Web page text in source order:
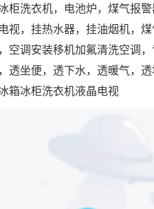
柜洗衣机，电池炉，煤气报
视，挂热水器，挂油烟机，
空调安装移机加氟清洗空调
透坐便，透下水，透暖气，
箱冰柜洗衣机液晶电视